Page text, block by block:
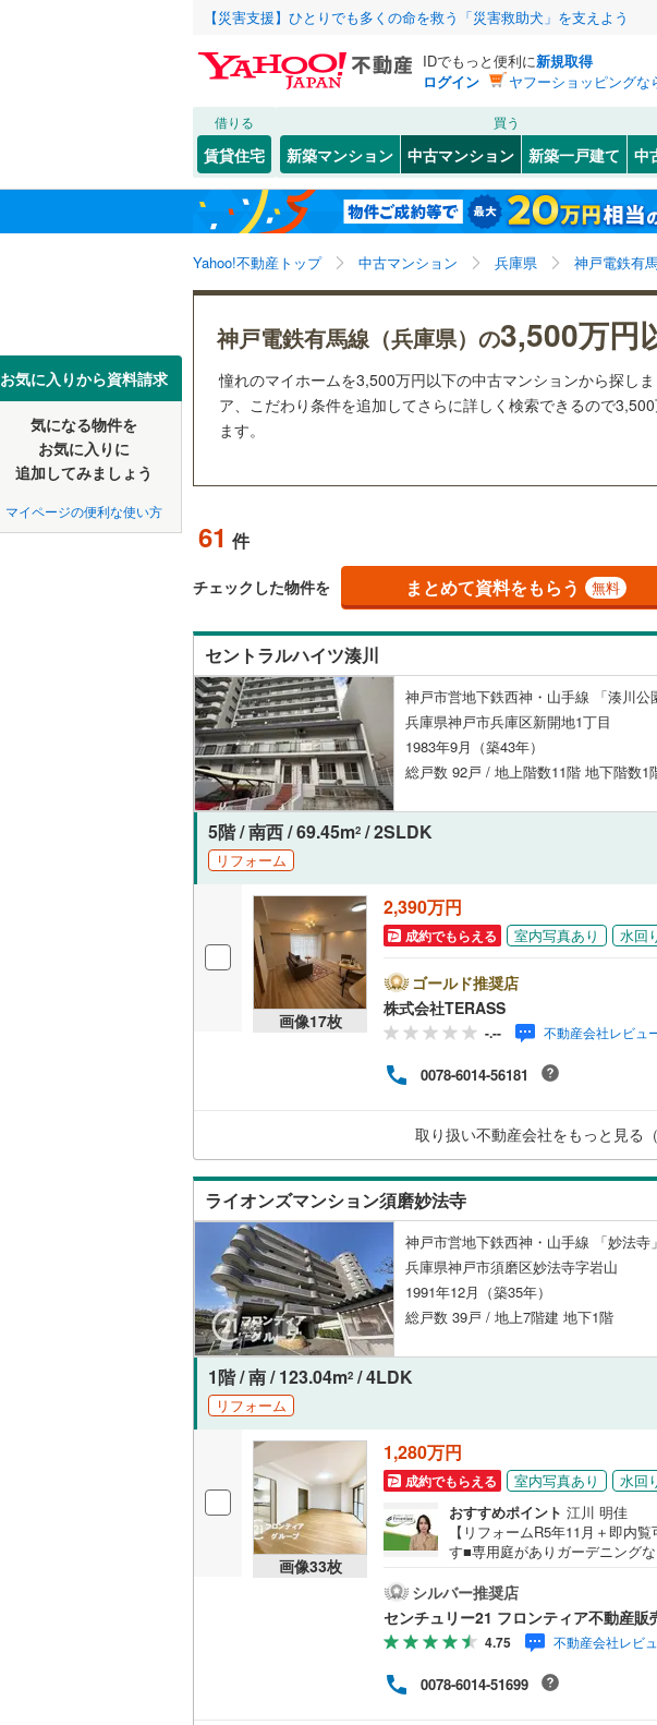
【災害支援】ひとりでも多くの命を救う「災害救助犬」を支えよう
IDでもっと便利に新規取得
ログイン
ヤフーショッピングな
借りる
賃貸住宅
買う
新築マンション 中古マンション 新築一戸建て 中
Yahoo!不動産トップ 中古マンション 兵庫県 神戸電鉄有
お気に入りから資料請求
気になる物件を
お気に入りに
追加してみましょう
マイページの便利な使い方
神戸電鉄有馬線（兵庫県）の3,500万円
憧れのマイホームを3,500万円以下の中古マンションから探し
ア、こだわり条件を追加してさらに詳しく検索できるので
ます。
61 件
チェックした物件を まとめて資料をもらう 無料
セントラルハイツ湊川
神戸市営地下鉄西神・山手線 「湊川公
兵庫県神戸市兵庫区新開地1丁目
1983年9月（築43年）
総戸数 92戸 / 地上階数11階 地下階数1
5階 / 南西 / 69.45m2 / 2SLDK
リフォーム
画像17枚
2,390万円
成約でもらえる 室内写真あり 水回
ゴールド推奨店
株式会社TERASS
-.-- 不動産会社レビュ
0078-6014-56181
取り扱い不動産会社をもっと見る（
ライオンズマンション須磨妙法寺
神戸市営地下鉄西神・山手線 「妙法
兵庫県神戸市須磨区妙法寺字岩山
1991年12月（築35年）
総戸数 39戸 / 地上7階建 地下1階
1階 / 南 / 123.04m2 / 4LDK
リフォーム
画像33枚
1,280万円
成約でもらえる 室内写真あり
水回
おすすめポイント 江川 明佳
【リフォームR5年11月＋即内
す■専用庭がありガーデニング
頂けます・窓がたくさんあるの
お子様も安心して遊べますよ！
リフォーム内容・クロス貼替・
設・洗面化粧台新設・便器新設
分（約850m）・神戸市立横尾
れる理由 1.お金の扱い方のプロ
ポート2.買い替えなどにも対
シルバー推奨店
センチュリー21 フロンティア不動産
4.75 不動産会社レビ
0078-6014-51699
北海道 北海道
東北 青森 岩手 宮
関東 東京 神奈川 埼
富
東海 愛知 岐阜 静
近畿
中国 鳥取 島根 岡
福岡 佐賀 長
該当物件0件 この条
神戸市 東灘区(111)
長田区(21)
北区( 24)
兵庫県のそのほ
姫路市( 130)
西宮市(235)
伊丹市(80 )
加西市(0)
たつの市 (0)
加古郡稲美町(1
赤穂郡上郡町
該当物件0件 この条
該当物件0件
JR 東海道本線（JR西日本）(478)
加古川線(12)
赤穂線(2)
山陽新幹線
(130)
神戸市営地下鉄西神・山手線(275)
私鉄・その他 阪急神戸本線(394)
阪急甲陽線( 97)
神戸高速線（東西線） ( 136)
該当物件0件 この条
(10) (12) (8) (7)
(1) (0) 0)
該当物件0件
こだわり条件 リフォーム、リノベーション
リノベーション・リフォーム
（23）
共用設備
11）
トランクルーム
駐車場空きあり（近隣を含む）
管理・管理規約
配置、向き、建ち方、日当たり
階下に住戸なし （1）
構造・規模・施工・品質・工法関連
大規模（総戸数200以上）
立地
共用施設
間取り、居室全体
バリアフリー住宅（15）
LD
キッチン
独立型キッチン（ 1 ）
浴室
浴室乾燥機あり
バルコニー、庭
ルーフバルコニー（
該当物件0件
この検索条件の新着
兵庫県、神
閉じる
閉じる